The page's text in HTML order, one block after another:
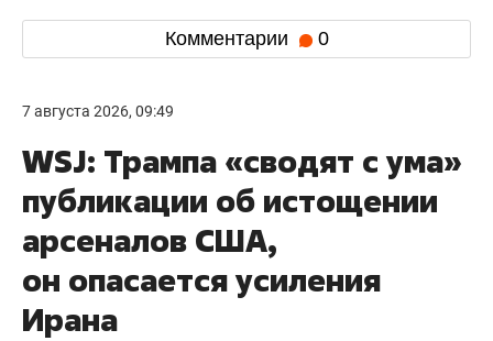
Комментарии 0
7 августа 2026, 09:49
WSJ: Трампа «сводят с ума»
публикации об истощении
арсеналов США,
он опасается усиления
Ирана